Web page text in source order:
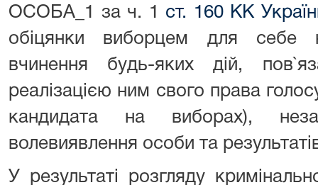
ОСОБА_1 за ч. 1 ст. 160 КК
обіцянки виборцем для себе
вчинення будь-яких дій,
реалізацією ним свого права
кандидата на виборах),
волевиявлення особи та
У результаті розгляду